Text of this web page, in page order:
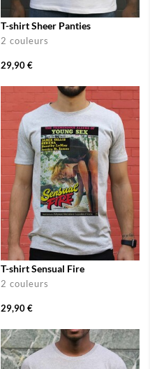
T-shirt Sheer Panties
2 couleurs
29,90 €
T-shirt Sensual Fire
2 couleurs
29,90 €